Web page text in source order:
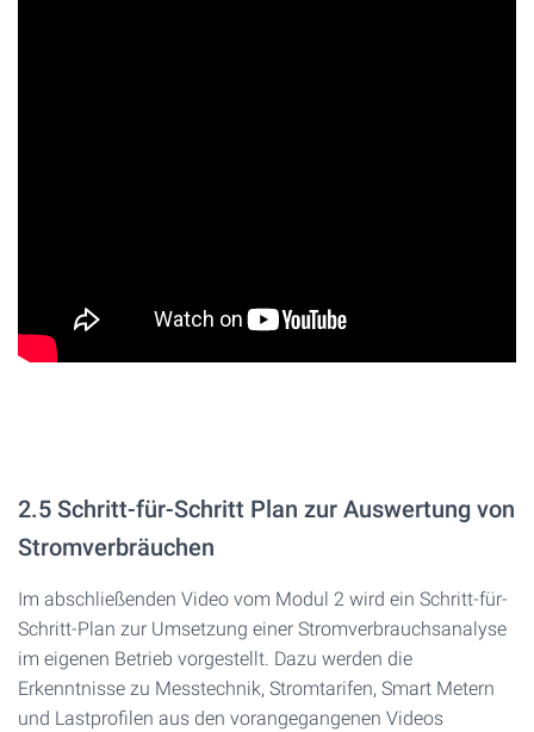
2.5 Schritt-für-Schritt Plan zur Auswertung von
Stromverbräuchen
Im abschließenden Video vom Modul 2 wird ein Schritt-für-
Schritt-Plan zur Umsetzung einer Stromverbrauchsanalyse
im eigenen Betrieb vorgestellt. Dazu werden die
Erkenntnisse zu Messtechnik, Stromtarifen, Smart Metern
und Lastprofilen aus den vorangegangenen Videos